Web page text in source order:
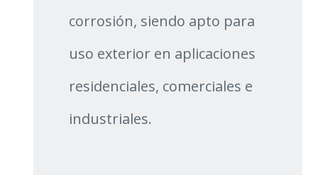
corrosión, siendo apto para
uso exterior en aplicaciones
residenciales, comerciales e
industriales.